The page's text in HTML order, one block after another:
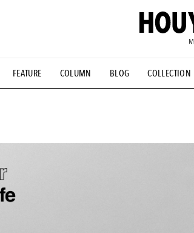
FEATURE COLUMN BLOG COLLECTION
#ESSENTIAL DESIGNS #古着サミット
#Commune H #FOCUS IT #AH.H #と